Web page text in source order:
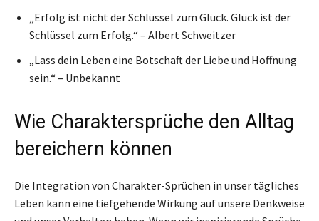
„Erfolg ist nicht der Schlüssel zum Glück. Glück ist der
Schlüssel zum Erfolg.“ – Albert Schweitzer
„Lass dein Leben eine Botschaft der Liebe und Hoffnung
sein.“ – Unbekannt
Wie Charaktersprüche den Alltag
bereichern können
Die Integration von Charakter-Sprüchen in unser tägliches
Leben kann eine tiefgehende Wirkung auf unsere Denkweise